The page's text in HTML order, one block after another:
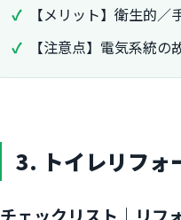
【メリット】衛生的
【注意点】電気系統
3. トイレリフォ